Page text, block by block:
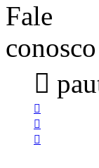
Fale
conosco



